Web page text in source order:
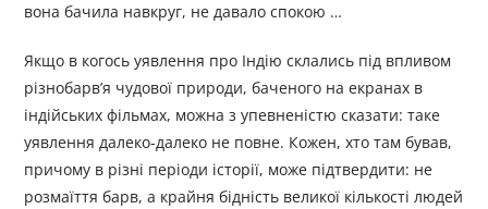
вона бачила навкруг, не давало спокою …
Якщо в когось уявлення про Індію склались під впливом
різнобарв’я чудової природи, баченого на екранах в
індійських фільмах, можна з упевненістю сказати: таке
уявлення далеко-далеко не повне. Кожен, хто там бував,
причому в різні періоди історії, може підтвердити: не
розмаїття барв, а крайня бідність великої кількості людей